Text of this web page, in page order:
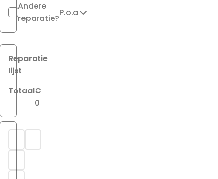
Andere
reparatie?
P.o.a
Reparatie
lijst
Totaal€
0